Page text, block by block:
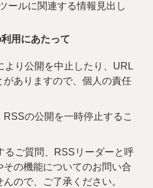
ールに関連する情報見出し
用にあたって
より公開を中止したり、URL
がありますので、個人の責任
の公開を一時停止するこ
るご質問、RSSリーダーと呼
の機能についてのお問い合
ので、ご了承ください。